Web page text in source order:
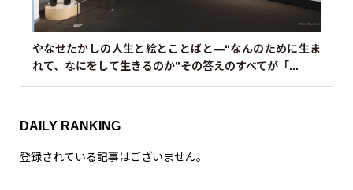
やなせたかしの人生と絵とことばと—“なんのために生ま
れて、なにをして生きるのか”その答えのすべてが「...
DAILY RANKING
登録されている記事はございません。